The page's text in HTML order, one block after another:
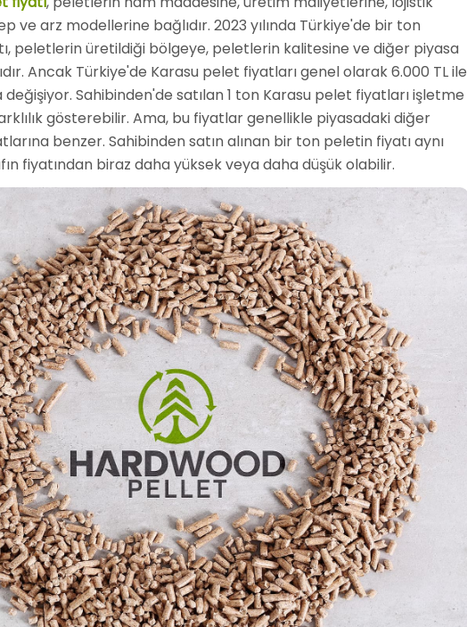
ve arz modellerine bağlıdır. 2023 yılında Türkiye'de bir ton
peletlerin üretildiği bölgeye, peletlerin kalitesine ve diğer piyasa
Ancak Türkiye'de Karasu pelet fiyatları genel olarak 6.000 TL ile
değişiyor. Sahibinden'de satılan 1 ton Karasu pelet fiyatları işletme
gösterebilir. Ama, bu fiyatlar genellikle piyasadaki diğer
benzer. Sahibinden satın alınan bir ton peletin fiyatı aynı
fiyatından biraz daha yüksek veya daha düşük olabilir.